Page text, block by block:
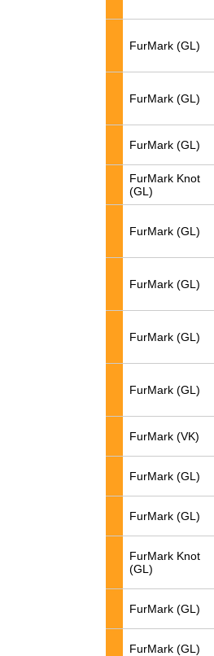
FurMark (GL)
FurMark (GL)
FurMark (GL)
FurMark Knot
(GL)
FurMark (GL)
FurMark (GL)
FurMark (GL)
FurMark (GL)
FurMark (VK)
FurMark (GL)
FurMark (GL)
FurMark Knot
(GL)
FurMark (GL)
FurMark (GL)